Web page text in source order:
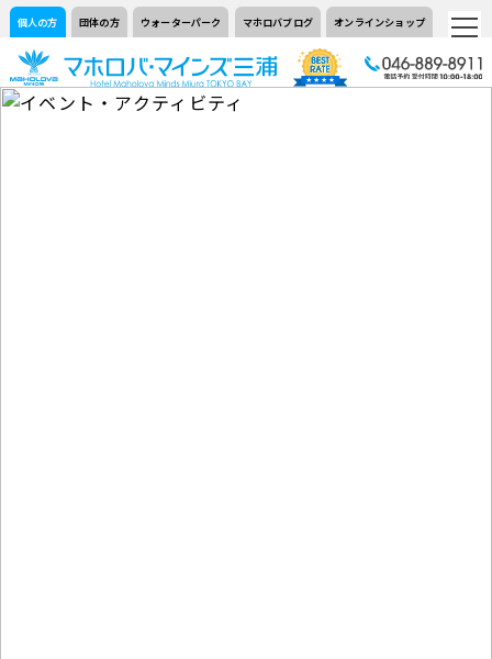
個人の方 団体の方 ウォーターパーク マホロバブログ オンラインショップ